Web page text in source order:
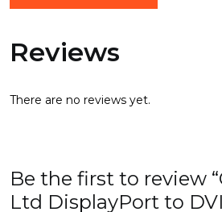
Reviews
There are no reviews yet.
Be the first to review
Ltd DisplayPort to